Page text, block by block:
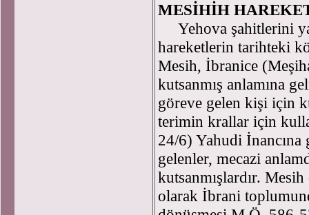
MESİHİH
Yehova şahitlerini
hareketlerin tarihteki
Mesih, İbranice
kutsanmış anlamına
göreve gelen kişi için
terimin krallar için
24/6) Yahudi
gelenler, mecazi
kutsanmışlardır.
olarak İbrani